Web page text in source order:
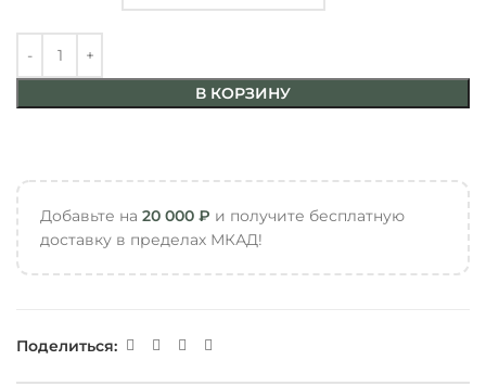
В КОРЗИНУ
Добавьте на 20 000 ₽ и получите бесплатную
доставку в пределах МКАД!
Поделиться: